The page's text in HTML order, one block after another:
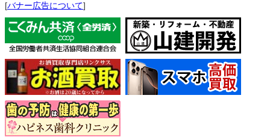
[バナー広告について]